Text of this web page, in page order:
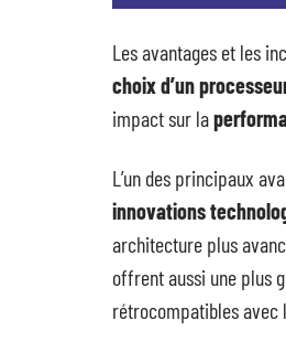
Les avantages et les
choix d’un
impact sur la
L’un des principaux
innovations
architecture plus
offrent aussi une plus
rétrocompatibles avec